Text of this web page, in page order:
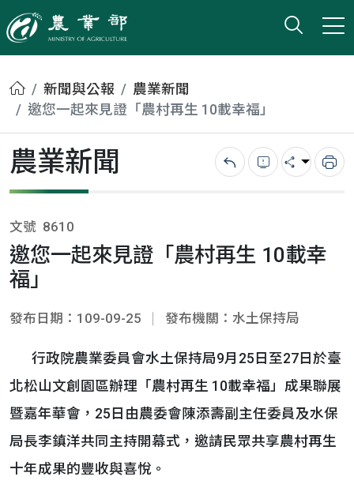
農業部
打開
小版
首頁新聞與公報
農業新聞
邀您一起來見證「農村再生 10載幸福」
農業新聞 回上一頁錯誤回報
分享 列
文號 8610
邀您一起來見證「農村再生 10載幸
福」
發布日期：109-09-25 發布機關：水土保持局
行政院農業委員會水土保持局9月25日至27日於臺
北松山文創園區辦理「農村再生 10載幸福」成果聯展
暨嘉年華會，25日由農委會陳添壽副主任委員及水保
局長李鎮洋共同主持開幕式，邀請民眾共享農村再生
十年成果的豐收與喜悅。